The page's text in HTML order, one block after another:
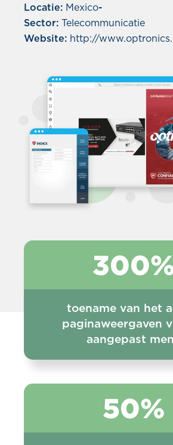
Locatie: Mexico-
Sector: Telecommunicatie
Website: http://
toename van het
paginaweergaven
aangepast
50%